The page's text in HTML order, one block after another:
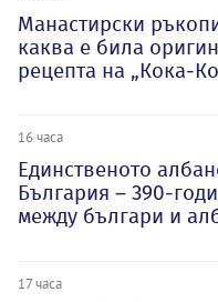
Манастирски
каква е била
рецепта на „Кока-
16 часа
Единственото
България – 390-
между българи и
17 часа